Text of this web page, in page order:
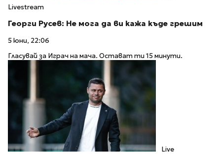
Livestream
Георги Русев: Не мога да ви кажа къде грешим
5 юни, 22:06
Гласувай за Играч на мача. Остават ти 15 минути.
Live